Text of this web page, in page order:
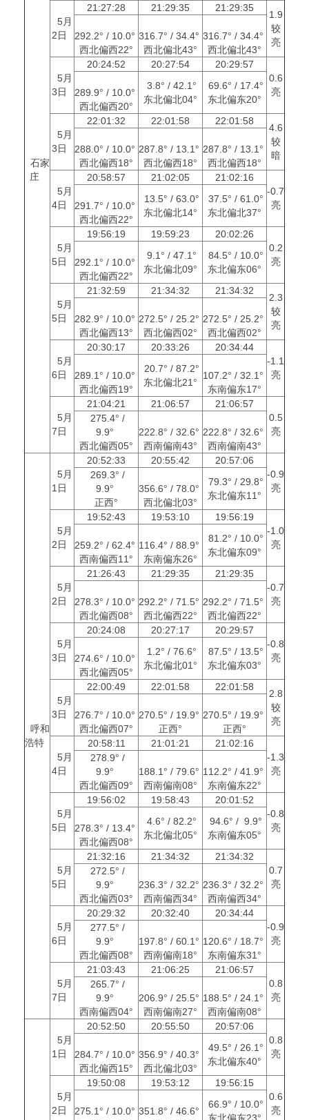
石家
庄
5月
2日
21:27:28 21:29:35 21:29:35
1.9
较
亮
292.2° / 10.0°
西北偏西22°
316.7° / 34.4°
西北偏北43°
316.7° / 34.4°
西北偏北43°
5月
3日
20:24:52 20:27:54
20:29:57
0.6
亮
289.9° / 10.0°
西北偏西20°
3.8° / 42.1°
东北偏北04°
69.6° / 17.4°
东北偏东20°
5月
3日
22:01:32 22:01:58 22:01:58
4.6
较
暗
288.0° / 10.0°
西北偏西18°
287.8° / 13.1°
西北偏西18°
287.8° / 13.1°
西北偏西18°
5月
4日
20:58:57 21:02:05
21:02:16
-0.7
亮
291.7° / 10.0°
西北偏西22°
13.5° / 63.0°
东北偏北14°
37.5° / 61.0°
东北偏北37°
5月
5日
19:56:19 19:59:23
20:02:26
0.2
亮
292.1° / 10.0°
西北偏西22°
9.1° / 47.1°
东北偏北09°
84.5° / 10.0°
东北偏东06°
5月
5日
21:32:59 21:34:32 21:34:32
2.3
较
亮
282.9° / 10.0°
西北偏西13°
272.5° / 25.2°
西北偏西02°
272.5° / 25.2°
西北偏西02°
5月
6日
20:30:17 20:33:26
20:34:44
-1.1
亮
289.1° / 10.0°
西北偏西19°
20.7° / 87.2°
东北偏北21°
107.2° / 32.1°
东南偏东17°
5月
7日
21:04:21 21:06:57
21:06:57
0.5
亮
275.4° /
9.9°
西北偏西05°
222.8° / 32.6°
西南偏南43°
222.8° / 32.6°
西南偏南43°
呼和
浩特
5月
1日
20:52:33 20:55:42
20:57:06
-0.9
亮
269.3° /
9.9°
正西°
356.6° / 78.0°
西北偏北03°
79.3° / 29.8°
东北偏东11°
5月
2日
19:52:43 19:53:10
19:56:19
-1.0
亮
259.2° / 62.4°
西南偏西11°
116.4° / 88.9°
东南偏东26°
81.2° / 10.0°
东北偏东09°
5月
2日
21:26:43 21:29:35
21:29:35
-0.7
亮
278.3° / 10.0°
西北偏西08°
292.2° / 71.5°
西北偏西22°
292.2° / 71.5°
西北偏西22°
5月
3日
20:24:08 20:27:17
20:29:57
-0.8
亮
274.6° / 10.0°
西北偏西05°
1.2° / 76.6°
东北偏北01°
87.5° / 13.5°
东北偏东03°
5月
3日
22:00:49 22:01:58 22:01:58
2.8
较
亮
276.7° / 10.0°
西北偏西07°
270.5° / 19.9°
正西°
270.5° / 19.9°
正西°
5月
4日
20:58:11 21:01:21
21:02:16
-1.3
亮
278.9° /
9.9°
西北偏西09°
188.1° / 79.6°
西南偏南08°
112.2° / 41.9°
东南偏东22°
5月
5日
19:56:02 19:58:43
20:01:52
-0.8
亮
278.3° / 13.4°
西北偏西08°
4.6° / 82.2°
东北偏北05°
94.6° / 9.9°
东南偏东05°
5月
5日
21:32:16 21:34:32
21:34:32
0.7
亮
272.5° /
9.9°
西北偏西03°
236.3° / 32.2°
西南偏西34°
236.3° / 32.2°
西南偏西34°
5月
6日
20:29:32 20:32:40
20:34:44
-0.9
亮
277.5° /
9.9°
西北偏西08°
197.8° / 60.1°
西南偏南18°
120.6° / 18.7°
东南偏东31°
5月
7日
21:03:43 21:06:25
21:06:57
0.8
亮
265.7° /
9.9°
西南偏西04°
206.9° / 25.5°
西南偏南27°
188.5° / 24.1°
西南偏南08°
5月
1日
20:52:50 20:55:50
20:57:06
0.8
亮
284.7° / 10.0°
西北偏西15°
356.9° / 40.3°
西北偏北03°
49.5° / 26.1°
东北偏东40°
5月
2日
19:50:08 19:53:12
19:56:15
0.6
亮
275.1° / 10.0° 351.8° / 46.6°
66.9° / 10.0°
东北偏东23°